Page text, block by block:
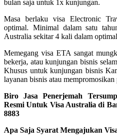
bulan saja untuk 1x kunjungan.
Masa berlaku visa Electronic
optimal. Minimal dalam satu
Australia sekitar 4 kali dalam
Memegang visa ETA sangat
bekerja, atau kunjungan bisnis
Khusus untuk kunjungan bisnis
layanan bisnis atau
Biro Jasa Penerjemah
Resmi Untuk Visa Australia di
8883
Apa Saja Syarat Mengajukan